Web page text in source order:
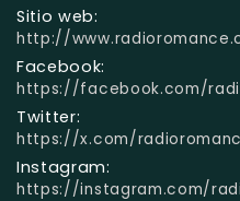
Sitio web:
http://
Facebook:
https://facebook.com/
Twitter:
https://x.com/
Instagram:
https://instagram.com/